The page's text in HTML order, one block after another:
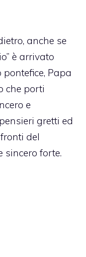
anche se
è arrivato
Papa
che porti
e
gretti ed
del
sincero forte.